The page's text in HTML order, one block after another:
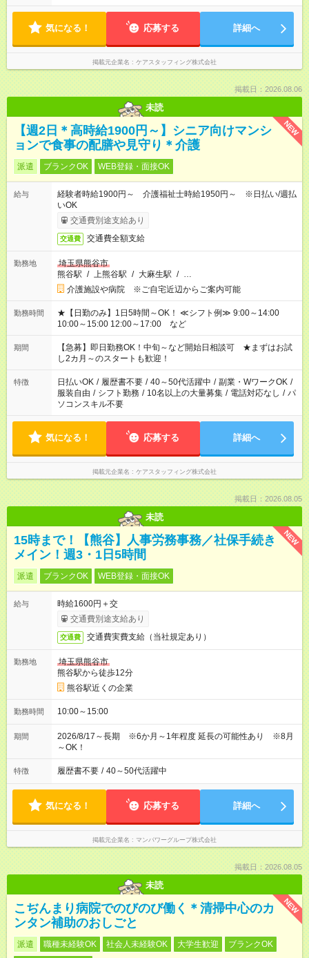
気になる！ 応募する 詳細へ
掲載元企業名 ケアスタッフィング株式会社
掲載日：2026.08.06
未読
NEW
【週2日＊高時給1900円～】シニア向けマンシ
ョンで食事の配膳や見守り＊介護
派遣 ブランクOK WEB登録・面接OK
給与
経験者時給1900円～ 介護福祉士時給1950円～ ※日払い/週払
いOK
交通費別途支給あり
交通費 交通費全額支給
勤務地
埼玉県熊谷市
熊谷駅 / 上熊谷駅 / 大麻生駅 / …
介護施設や病院 ※ご自宅近辺からご案内可能
勤務時間
★【日勤のみ】1日5時間～OK！ ≪シフト例≫ 9:00～14:00
10:00～15:00 12:00～17:00 など
期間
【急募】即日勤務OK！中旬～など開始日相談可 ★まずはお試
し2カ月～のスタートも歓迎！
特徴 日払いOK / 履歴書不要 / 40～50代活躍中 / 副業・WワークOK /
服装自由 / シフト勤務 / 10名以上の大量募集 / 電話対応なし / パ
ソコンスキル不要
気になる！ 応募する 詳細へ
掲載元企業名 ケアスタッフィング株式会社
掲載日：2026.08.05
未読
NEW
15時まで！【熊谷】人事労務事務／社保手続き
メイン！週3・1日5時間
派遣 ブランクOK WEB登録・面接OK
給与
時給1600円＋交
交通費別途支給あり
交通費 交通費実費支給（当社規定あり）
勤務地
埼玉県熊谷市
熊谷駅から徒歩12分
熊谷駅近くの企業
勤務時間 10:00～15:00
期間
2026/8/17～長期 ※6か月～1年程度 延長の可能性あり ※8月
～OK！
特徴 履歴書不要 / 40～50代活躍中
気になる！ 応募する 詳細へ
掲載元企業名 マンパワーグループ株式会社
掲載日：2026.08.05
未読
NEW
こぢんまり病院でのびのび働く＊清掃中心のカ
ンタン補助のおしごと
派遣 職種未経験OK 社会人未経験OK 大学生歓迎
ブランクOK